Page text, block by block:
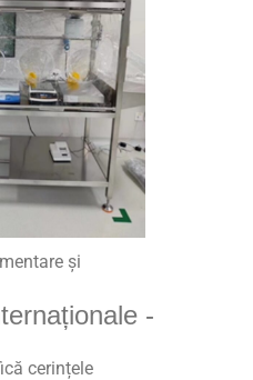
și
-
cerințele